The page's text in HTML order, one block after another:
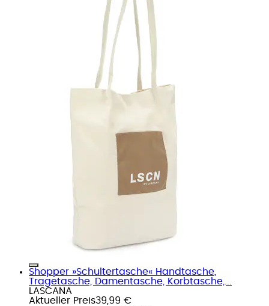
Shopper »Schultertasche« Handtasche,
Tragetasche, Damentasche, Korbtasche,...
LASCANA
Aktueller Preis39,99 €